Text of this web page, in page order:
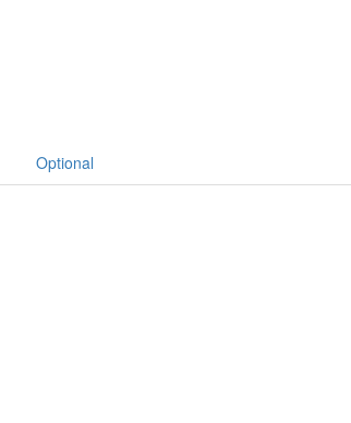
Optional